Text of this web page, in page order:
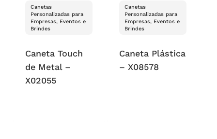
Canetas
Personalizadas para
Empresas, Eventos e
Brindes
Caneta Touch
de Metal –
X02055
Canetas
Personalizadas para
Empresas, Eventos e
Brindes
Caneta Plástica
– X08578